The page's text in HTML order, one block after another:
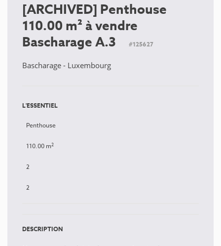
[ARCHIVED] Penthouse
110.00 m² à vendre
Bascharage A.3
#125627
Bascharage - Luxembourg
L'ESSENTIEL
Penthouse
110.00 m2
2
2
DESCRIPTION